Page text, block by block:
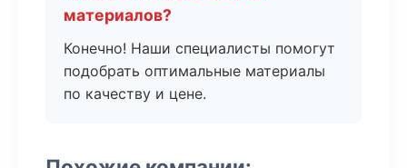
материалов?
Конечно! Наши специалисты помогут
подобрать оптимальные материалы
по качеству и цене.